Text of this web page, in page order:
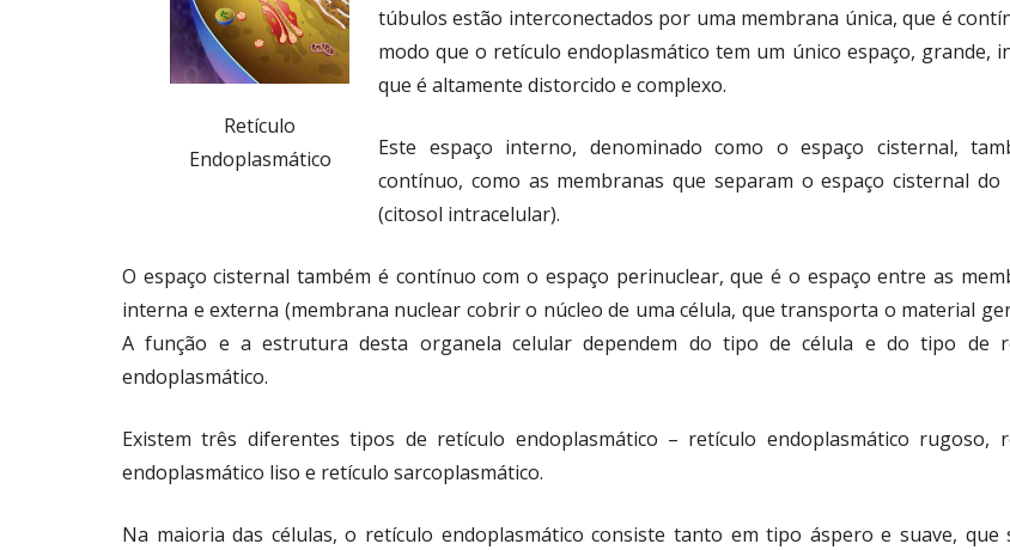
Retículo
Endoplasmático
túbulos estão interconectados por uma membrana única, que é
modo que o retículo endoplasmático tem um único espaço, grande,
que é altamente distorcido e complexo.
Este espaço interno, denominado como o espaço cisternal,
contínuo, como as membranas que separam o espaço cisternal do
(citosol intracelular).
O espaço cisternal também é contínuo com o espaço perinuclear, que é o espaço entre as
interna e externa (membrana nuclear cobrir o núcleo de uma célula, que transporta o material
A função e a estrutura desta organela celular dependem do tipo de célula e do tipo de
endoplasmático.
Existem três diferentes tipos de retículo endoplasmático – retículo endoplasmático rugoso,
endoplasmático liso e retículo sarcoplasmático.
Na maioria das células, o retículo endoplasmático consiste tanto em tipo áspero e suave, que